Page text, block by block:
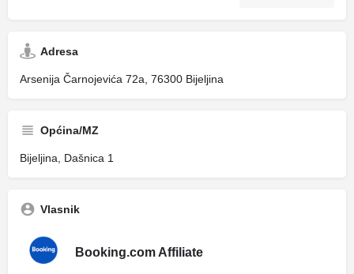
Adresa
Arsenija Čarnojevića 72a, 76300 Bijeljina
Općina/MZ
Bijeljina, Dašnica 1
Vlasnik
Booking.com Affiliate